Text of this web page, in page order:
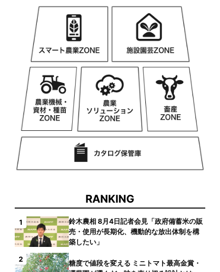
RANKING
1
鈴木農相 8月4日記者会見「政府備蓄米の販
売・使用が長期化、機動的な放出体制を構
築したい」
2
糖度で値段を変える ミニトマト最高金賞・